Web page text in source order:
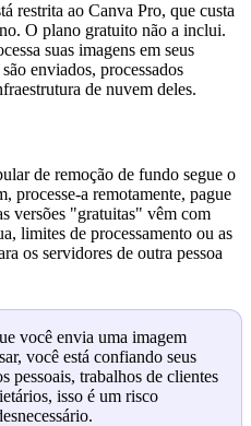
restrita ao Canva Pro, que custa
O plano gratuito não a inclui.
suas imagens em seus
enviados, processados
de nuvem deles.
de remoção de fundo segue o
processe-a remotamente, pague
versões "gratuitas" vêm com
limites de processamento ou as
os servidores de outra pessoa
você envia uma imagem
você está confiando seus
pessoais, trabalhos de clientes
isso é um risco